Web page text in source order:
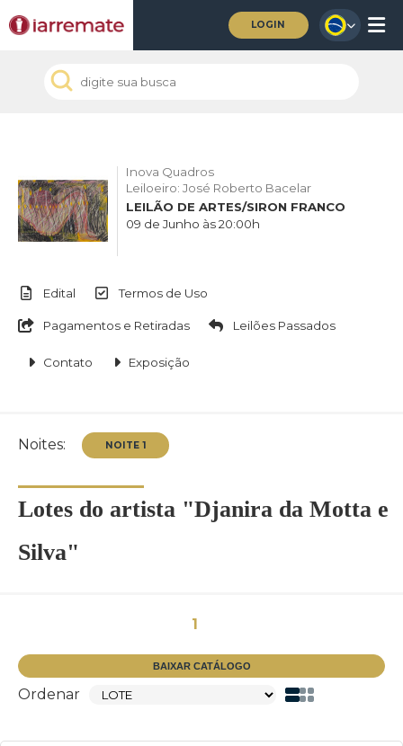
LOGIN
Inova Quadros
Leiloeiro: José Roberto Bacelar
LEILÃO DE ARTES/SIRON FRANCO
09 de Junho às 20:00h
Edital Termos de Uso
Pagamentos e Retiradas Leilões Passados
Contato Exposição
Noites:
Lotes do artista "Djanira da Motta e
Silva"
1
BAIXAR CATÁLOGO
Ordenar